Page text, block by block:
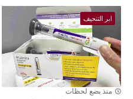
ابر التنحيف
منذ بضع لحظات